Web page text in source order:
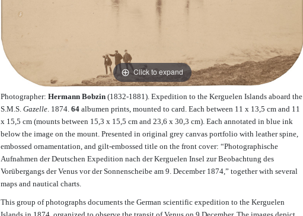
Click to expand
Photographer:Hermann Bobzin(1832-1881). Expedition to the Kerguelen Islands aboard the
S.M.S.Gazelle. 1874.64albumen prints, mounted to card. Each between 11 x 13,5 cm and 11
x 15,5 cm (mounts between 15,3 x 15,5 cm and 23,6 x 30,3 cm). Each annotated in blue ink
below the image on the mount. Presented in original grey canvas portfolio with leather spine,
embossed ornamentation, and gilt-embossed title on the front cover: “Photographische
Aufnahmen der Deutschen Expedition nach der Kerguelen Insel zur Beobachtung des
Vorübergangs der Venus vor der Sonnenscheibe am 9. December 1874,” together with several
maps and nautical charts.
This group of photographs documents the German scientific expedition to the Kerguelen